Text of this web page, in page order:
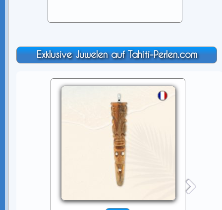
Exklusive Juwelen auf Tahiti-Perlen.com